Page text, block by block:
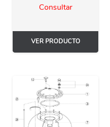
Consultar
VER PRODUCTO